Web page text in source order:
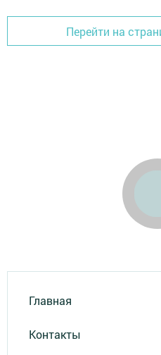
Перейти на
Главная
Контакты